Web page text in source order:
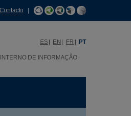
Contacto
ES EN FR PT
DE INFORMAÇÃO